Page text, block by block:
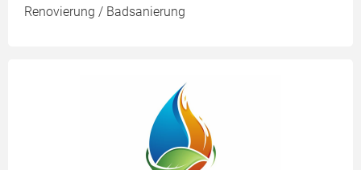
Renovierung / Badsanierung